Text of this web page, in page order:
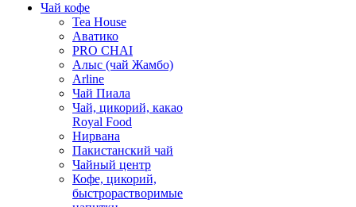
Чай кофе
Tea House
Аватико
PRO CHAI
Алыс (чай Жамбо)
Arline
Чай Пиала
Чай, цикорий, какао
Royal Food
Нирвана
Пакистанский чай
Чайный центр
Кофе, цикорий,
быстрорастворимые